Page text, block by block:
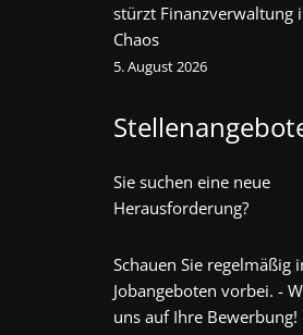
stürzt Finanzverwaltung
Chaos
5. August 2026
Sie suchen eine neue
Herausforderung?
Schauen Sie regelmäßig
Jobangeboten vorbei. -
uns auf Ihre Bewerbung!